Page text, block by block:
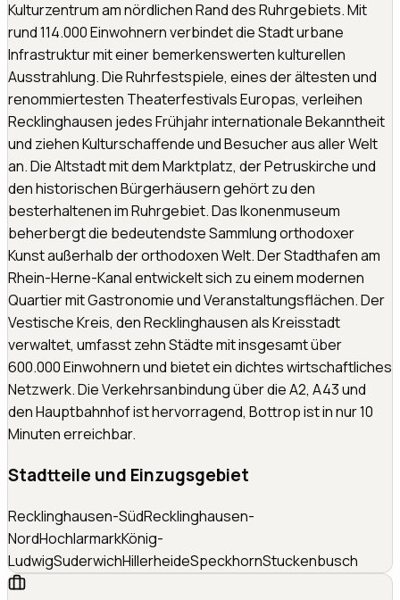
Kulturzentrum am nördlichen Rand des Ruhrgebiets. Mit
rund 114.000 Einwohnern verbindet die Stadt urbane
Infrastruktur mit einer bemerkenswerten kulturellen
Ausstrahlung. Die Ruhrfestspiele, eines der ältesten und
renommiertesten Theaterfestivals Europas, verleihen
Recklinghausen jedes Frühjahr internationale Bekanntheit
und ziehen Kulturschaffende und Besucher aus aller Welt
an. Die Altstadt mit dem Marktplatz, der Petruskirche und
den historischen Bürgerhäusern gehört zu den
besterhaltenen im Ruhrgebiet. Das Ikonenmuseum
beherbergt die bedeutendste Sammlung orthodoxer
Kunst außerhalb der orthodoxen Welt. Der Stadthafen am
Rhein-Herne-Kanal entwickelt sich zu einem modernen
Quartier mit Gastronomie und Veranstaltungsflächen. Der
Vestische Kreis, den Recklinghausen als Kreisstadt
verwaltet, umfasst zehn Städte mit insgesamt über
600.000 Einwohnern und bietet ein dichtes wirtschaftliches
Netzwerk. Die Verkehrsanbindung über die A2, A43 und
den Hauptbahnhof ist hervorragend, Bottrop ist in nur 10
Minuten erreichbar.
Stadtteile und Einzugsgebiet
Recklinghausen-SüdRecklinghausen-
NordHochlarmarkKönig-
LudwigSuderwichHillerheideSpeckhornStuckenbusch